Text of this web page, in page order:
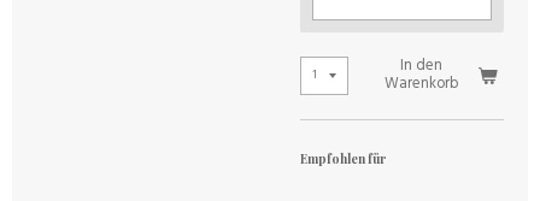
In den
Warenkorb
Empfohlen für